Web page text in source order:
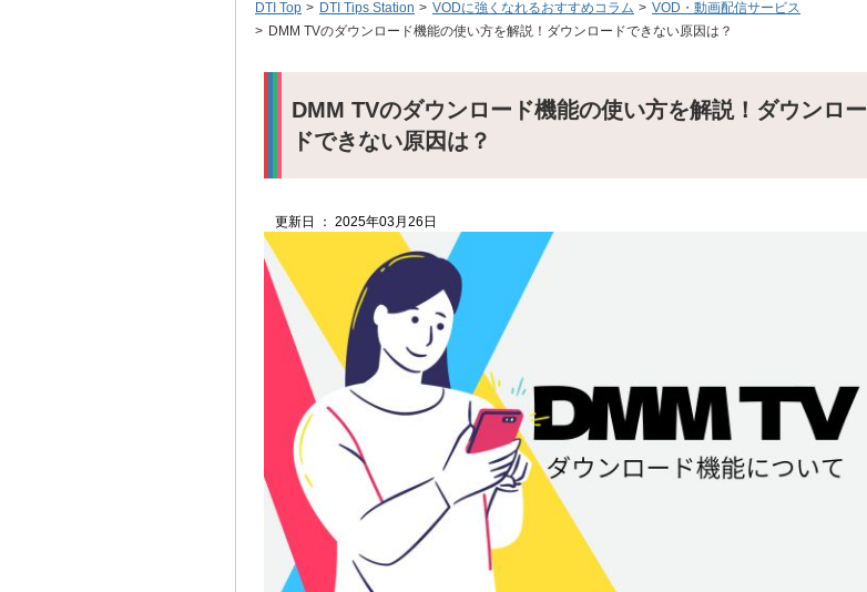
DTI Top DTI Tips Station VODに強くなれるおすすめコラム
VOD・動画配信サービス
DMM TVのダウンロード機能の使い方を解説！ダウンロードできない原因は？
DMM TVのダウンロード機能の使い方を解説！ダウンロー
ドできない原因は？
更新日 ： 2025年03月26日